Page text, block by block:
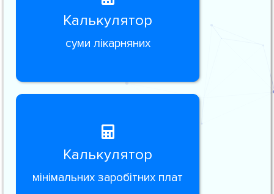
Калькулятор
суми лікарняних
Калькулятор
мінімальних заробітних плат